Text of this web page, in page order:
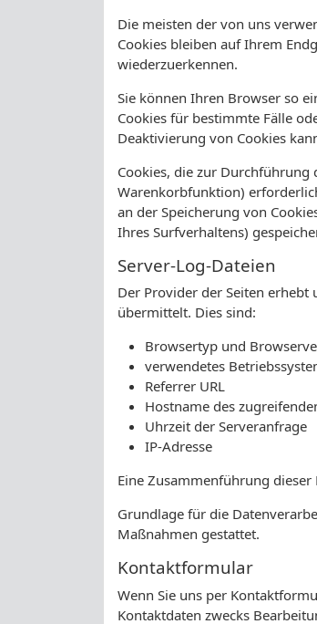
Die meisten der von uns
Cookies bleiben auf Ihrem
wiederzuerkennen.
Sie können Ihren Browser so
Cookies für bestimmte Fälle
Deaktivierung von Cookies
Cookies, die zur
Warenkorbfunktion)
an der Speicherung von
Ihres Surfverhaltens)
Server-Log-Dateien
Der Provider der Seiten
übermittelt. Dies sind:
Browsertyp und
verwendetes
Referrer URL
Hostname des
Uhrzeit der Serveranfrage
IP-Adresse
Eine Zusammenführung
Grundlage für die
Maßnahmen gestattet.
Kontaktformular
Wenn Sie uns per
Kontaktdaten zwecks